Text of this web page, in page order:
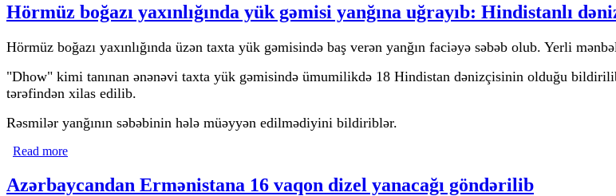
Hörmüz boğazı yaxınlığında yük gəmisi yanğına uğrayıb: Hindistanlı
Hörmüz boğazı yaxınlığında üzən taxta yük gəmisində baş verən yanğın faciəyə səbəb olub. Yerli
"Dhow" kimi tanınan ənənəvi taxta yük gəmisində ümumilikdə 18 Hindistan dənizçisinin olduğu
tərəfindən xilas edilib.
Rəsmilər yanğının səbəbinin hələ müəyyən edilmədiyini bildiriblər.
Read more
Azərbaycandan Ermənistana 16 vaqon dizel yanacağı göndərilib